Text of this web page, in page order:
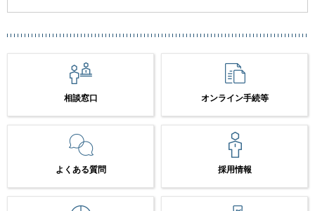
相談窓口 オンライン手続等
よくある質問 採用情報